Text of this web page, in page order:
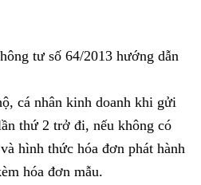
tư số 64/2013 hướng dẫn
cá nhân kinh doanh khi gửi
thứ 2 trở đi, nếu không có
hình thức hóa đơn phát hành
hóa đơn mẫu.